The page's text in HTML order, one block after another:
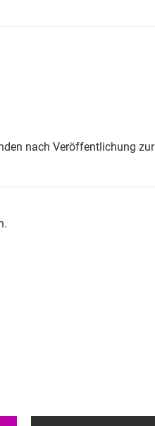
nach Veröffentlichung zur